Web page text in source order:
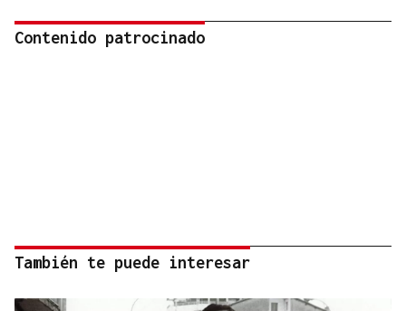
Contenido patrocinado
También te puede interesar